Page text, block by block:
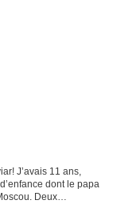
J’avais 11 ans,
dont le papa
Deux